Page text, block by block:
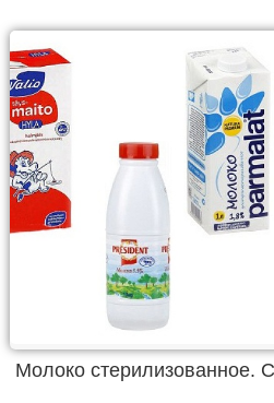
Молоко стерилизованное.